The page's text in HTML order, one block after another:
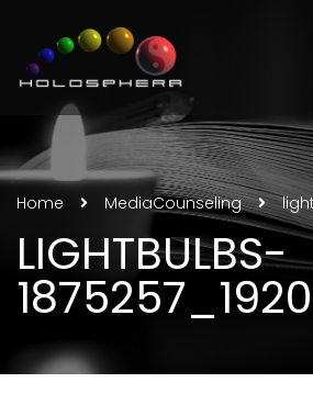
Home MediaCounseling
LIGHTBULBS-
1875257_1920